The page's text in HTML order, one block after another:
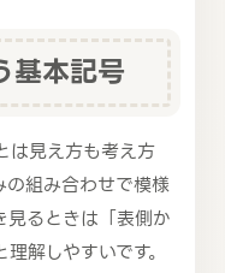
基本記号
は見え方も考え方
の組み合わせで模様
見るときは「表側か
解しやすいです。